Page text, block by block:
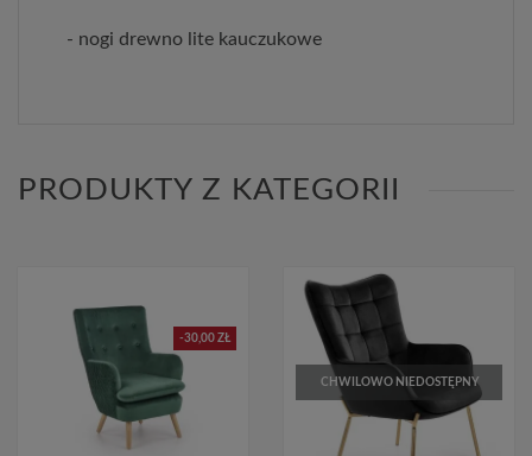
- nogi drewno lite kauczukowe
PRODUKTY Z KATEGORII
-30,00 ZŁ
CHWILOWO NIEDOSTĘPNY